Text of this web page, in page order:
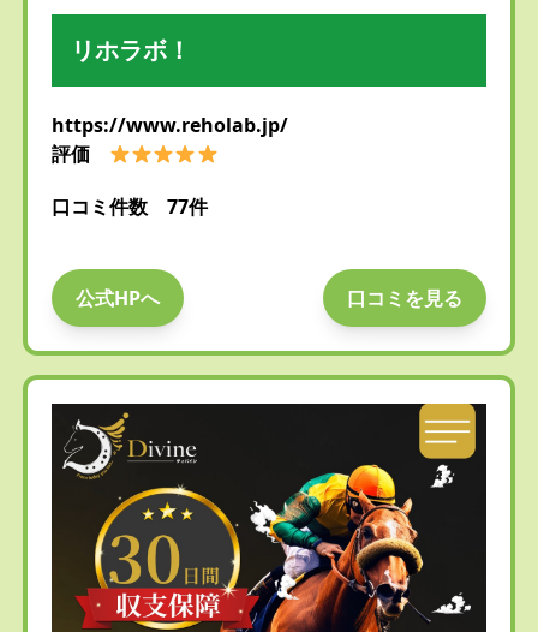
リホラボ！
https://www.reholab.jp/
評価
口コミ件数 77件
公式HPへ 口コミを見る